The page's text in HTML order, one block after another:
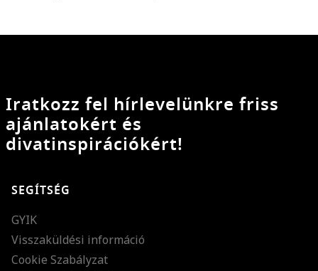
Iratkozz fel hírlevelünkre friss
ajánlatokért és
divatinspirációkért!
SEGÍTSÉG
GYIK
Visszaküldési információ
Cookie Szabályzat